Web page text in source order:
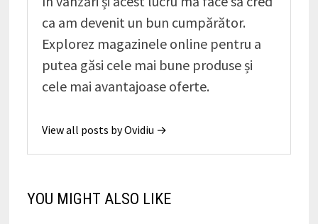
ca am devenit un bun cumpărător.
Explorez magazinele online pentru a
putea găsi cele mai bune produse și
cele mai avantajoase oferte.
View all posts by Ovidiu →
YOU MIGHT ALSO LIKE